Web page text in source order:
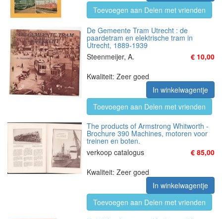
Toevoegen aan Delen met vrienden
De Gemeente Tram Utrecht : de
paardetram en elektrische tram in
Utrecht, 1889-1939
Steenmeijer, A.
€ 10,00
Kwaliteit: Zeer goed
In winkelwagentje
Toevoegen aan Delen met vrienden
The products of Armstrong Whitworth -
Brochure 390 Machines, motoren voor
treinen en boten.
verkoop catalogus
€ 85,00
Kwaliteit: Zeer goed
In winkelwagentje
Toevoegen aan Delen met vrienden